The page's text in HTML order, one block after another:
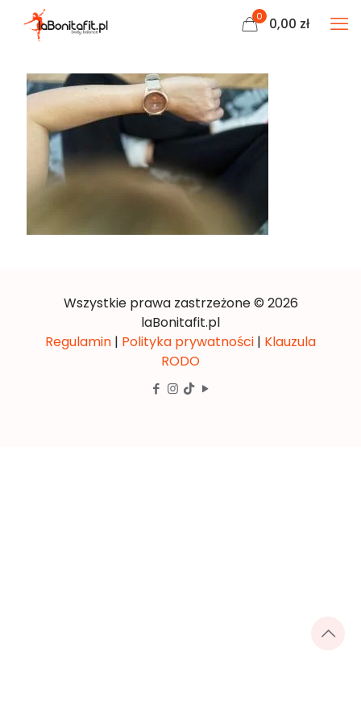
0 0,00 zł
Wszystkie prawa zastrzeżone © 2026
laBonitafit.pl
Regulamin | Polityka prywatności | Klauzula
RODO